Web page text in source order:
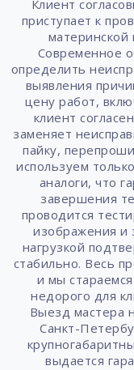
Клиент
приступает к
материнской
Современное
определить
выявления
цену работ,
клиент
заменяет
пайку,
используем
аналоги, что
завершения
проводится
изображения и
нагрузкой
стабильно. Весь
и мы
недорого для
Выезд мастера
Санкт-
выдается